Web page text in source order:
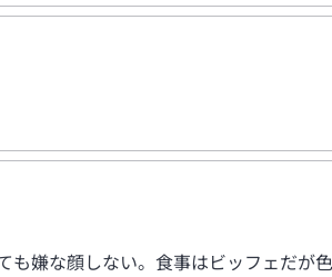
嫌な顔しない。食事はビッフェだが